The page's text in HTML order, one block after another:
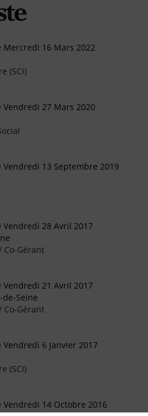
16 Mars 2022
(SCI)
27 Mars 2020
13 Septembre 2019
28 Avril 2017
Gérant
21 Avril 2017
Seine
Gérant
6 Janvier 2017
(SCI)
14 Octobre 2016